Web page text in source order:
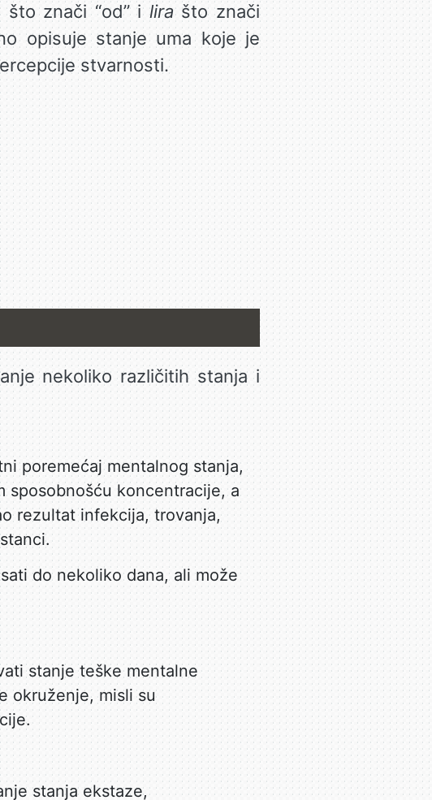
što znači “od” i lirašto znači
opisuje stanje uma koje je
stvarnosti.
nekoliko različitih stanja i
poremećaj mentalnog stanja,
sposobnošću koncentracije, a
rezultat infekcija, trovanja,
do nekoliko dana, ali može
stanje teške mentalne
okruženje, misli su
stanja ekstaze,